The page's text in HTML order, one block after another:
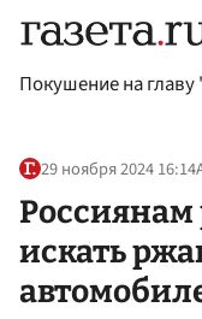
Покушение на
29 ноября 2024 16:14
Россиянам
искать